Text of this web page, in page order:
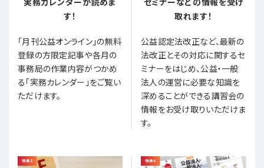
す！
「月刊公益オンライン」の無料
登録の方限定記事や各月の
事務局の作業内容がつかめ
る「実務カレンダー」をご覧い
ただけます。
取れます！
公益認定法改正など、最新の
法改正とその対応に関するセ
ミナーをはじめ、公益・一般
法人の運営に必要な知識を
深めることができる講習会の
情報をお受け取りいただけま
す。